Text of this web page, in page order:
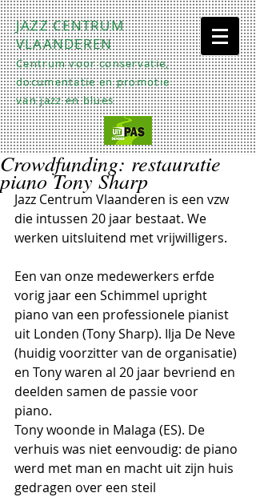
JAZZ CENTRUM
VLAANDEREN
Centrum voor conservatie,
documentatie en promotie
van jazz en blues
Crowdfunding: restauratie
piano Tony Sharp
Jazz Centrum Vlaanderen is een vzw
die intussen 20 jaar bestaat. We
werken uitsluitend met vrijwilligers.
Een van onze medewerkers erfde
vorig jaar een Schimmel upright
piano van een professionele pianist
uit Londen (Tony Sharp). Ilja De Neve
(huidig voorzitter van de organisatie)
en Tony waren al 20 jaar bevriend en
deelden samen de passie voor
piano.
Tony woonde in Malaga (ES). De
verhuis was niet eenvoudig: de piano
werd met man en macht uit zijn huis
gedragen over een steil